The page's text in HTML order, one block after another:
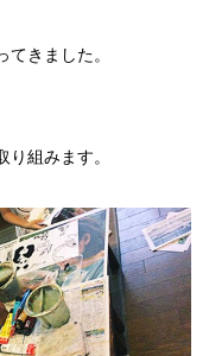
きました。
組みます。